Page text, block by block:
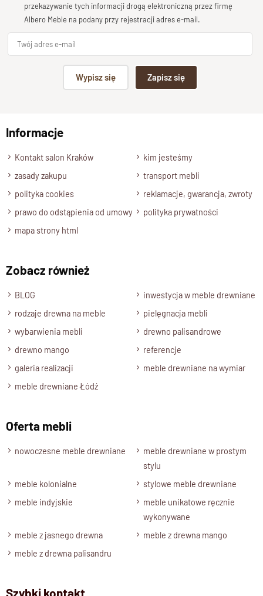
Nogi,blat grubość
Wybarwienia, drewno -Opcje
Palisander-Brąz, Palisander-Ciemny Brąz, Palisander
Podpis
Wyślij opinię
przekazywanie tych informacji drogą elektroniczną przez firmę
Albero Meble na podany przy rejestracji adres e-mail.
Wypisz się Zapisz się
Informacje
Kontakt salon Kraków
kim jesteśmy
zasady zakupu
transport mebli
polityka cookies
reklamacje, gwarancja, zwroty
prawo do odstąpienia od umowy
polityka prywatności
mapa strony html
Zobacz również
BLOG
inwestycja w meble drewniane
rodzaje drewna na meble
pielęgnacja mebli
wybarwienia mebli
drewno palisandrowe
drewno mango
referencje
galeria realizacji
meble drewniane na wymiar
meble drewniane Łódź
Oferta mebli
nowoczesne meble drewniane
meble drewniane w prostym
stylu
meble kolonialne
stylowe meble drewniane
meble indyjskie
meble unikatowe ręcznie
wykonywane
meble z jasnego drewna
meble z drewna mango
meble z drewna palisandru
Szybki kontakt